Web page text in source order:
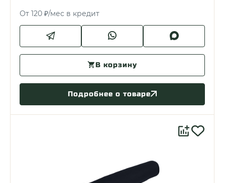
От 120 ₽/мес в кредит
В корзину
Подробнее о товаре